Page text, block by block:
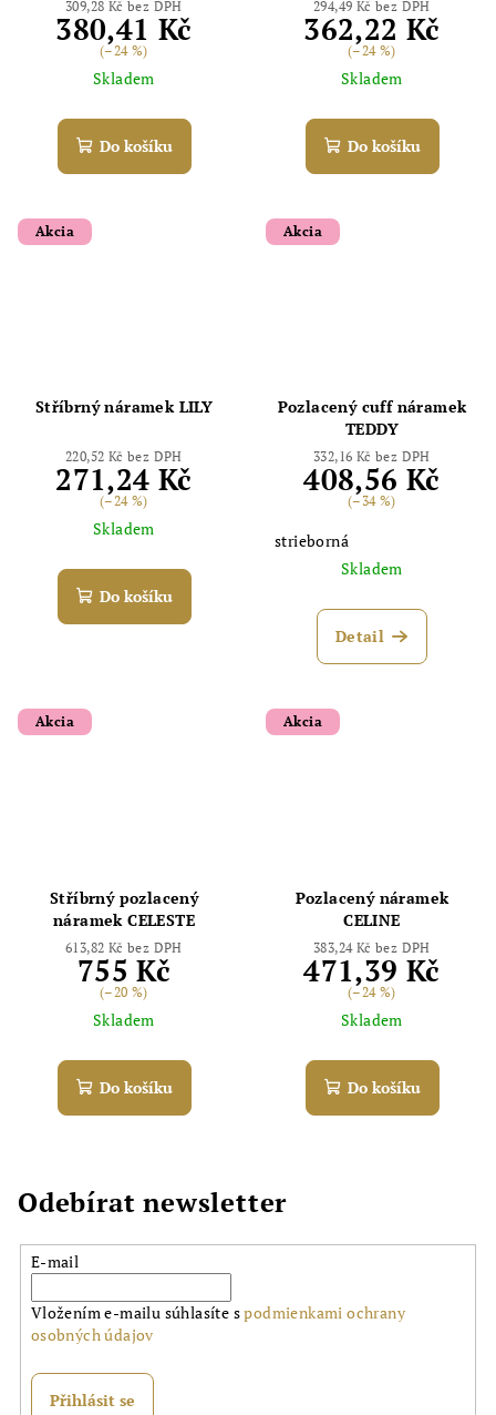
309,28 Kč bez DPH
380,41 Kč
(–24 %)
Skladem
Do košíku
294,49 Kč bez DPH
362,22 Kč
(–24 %)
Skladem
Do košíku
Akcia
Stříbrný náramek LILY
220,52 Kč bez DPH
271,24 Kč
(–24 %)
Skladem
Do košíku
Akcia
Pozlacený cuff náramek
TEDDY
332,16 Kč bez DPH
408,56 Kč
(–34 %)
strieborná
Skladem
Detail
Akcia
Stříbrný pozlacený
náramek CELESTE
613,82 Kč bez DPH
755 Kč
(–20 %)
Skladem
Do košíku
Akcia
Pozlacený náramek
CELINE
383,24 Kč bez DPH
471,39 Kč
(–24 %)
Skladem
Do košíku
Odebírat newsletter
E-mail
Vložením e-mailu súhlasíte spodmienkami ochrany
osobných údajov
Přihlásit se